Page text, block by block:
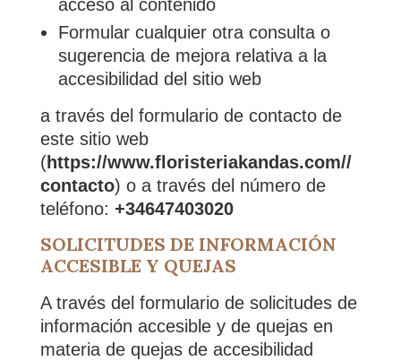
acceso al contenido
Formular cualquier otra consulta o
sugerencia de mejora relativa a la
accesibilidad del sitio web
a través del formulario de contacto de
este sitio web
(https://www.floristeriakandas.com//
contacto) o a través del número de
teléfono: +34647403020
SOLICITUDES DE INFORMACIÓN
ACCESIBLE Y QUEJAS
A través del formulario de solicitudes de
información accesible y de quejas en
materia de quejas de accesibilidad